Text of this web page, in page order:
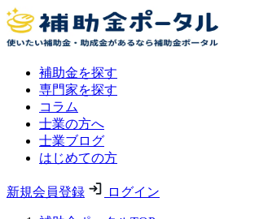
補助金を探す
専門家を探す
コラム
士業の方へ
士業ブログ
はじめての方
新規会員登録 ログイン